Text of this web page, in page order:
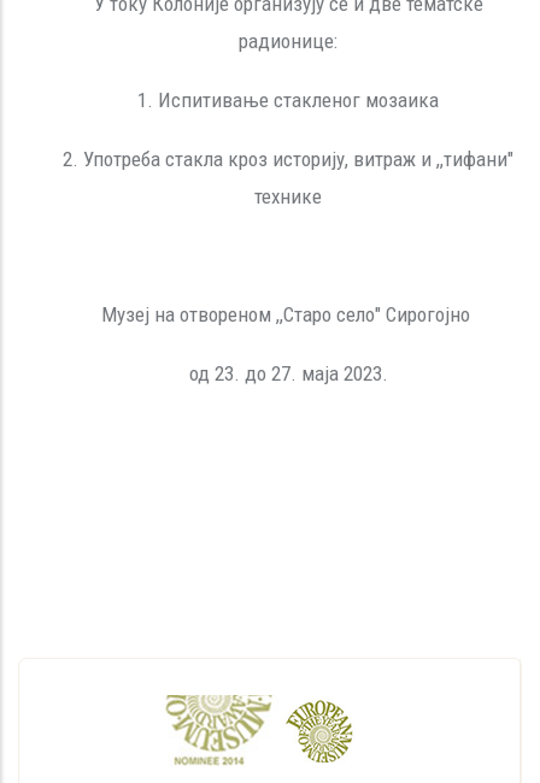
радионице:
1. Испитивање стакленог мозаика
2. Употреба стакла кроз историју, витраж и ,,тифани"
технике
Музеј на отвореном ,,Старо село" Сирогојно
од 23. до 27. маја 2023.